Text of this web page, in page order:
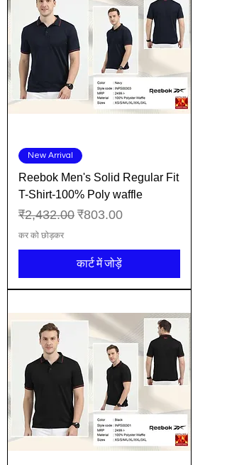
New Arrival
Reebok Men's Solid Regular Fit
T-Shirt-100% Poly waffle
नियमित मूल्य
₹2,432.00 बिक्री मूल्य
₹803.00
कर को छोड़कर
कार्ट में जोड़ें